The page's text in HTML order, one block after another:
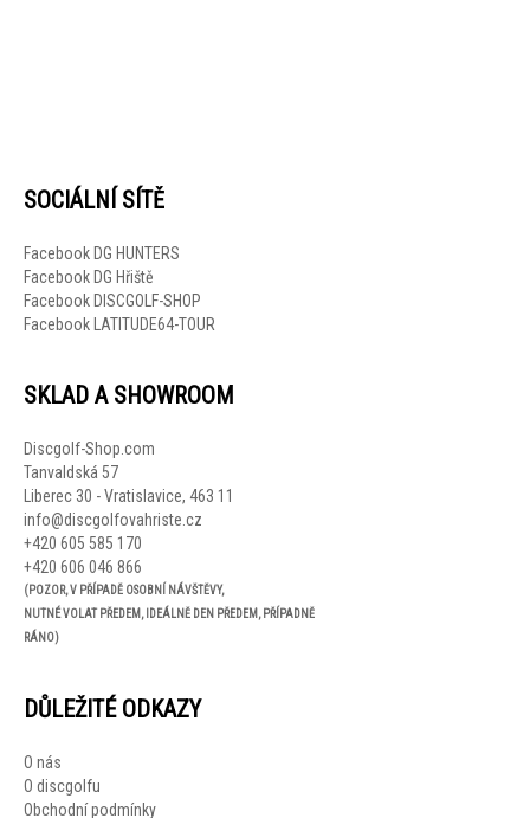
SOCIÁLNÍ SÍTĚ
Facebook DG HUNTERS
Facebook DG Hřiště
Facebook DISCGOLF-SHOP
Facebook LATITUDE64-TOUR
SKLAD A SHOWROOM
Discgolf-Shop.com
Tanvaldská 57
Liberec 30 - Vratislavice, 463 11
info@discgolfovahriste.cz
+420 605 585 170
+420 606 046 866
(POZOR, V PŘÍPADĚ OSOBNÍ NÁVŠTĚVY,
NUTNÉ VOLAT PŘEDEM, IDEÁLNĚ DEN PŘEDEM, PŘÍPADNĚ
RÁNO)
DŮLEŽITÉ ODKAZY
O nás
O discgolfu
Obchodní podmínky